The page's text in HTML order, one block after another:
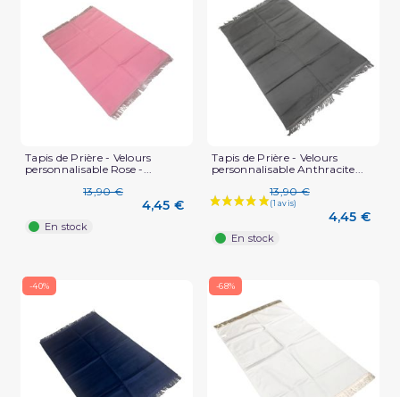
Tapis de Prière - Velours
personnalisable Rose -...
13,90 €
4,45 €
En stock
Tapis de Prière - Velours
personnalisable Anthracite...
13,90 €
4,45 €
En stock
-40% -68%